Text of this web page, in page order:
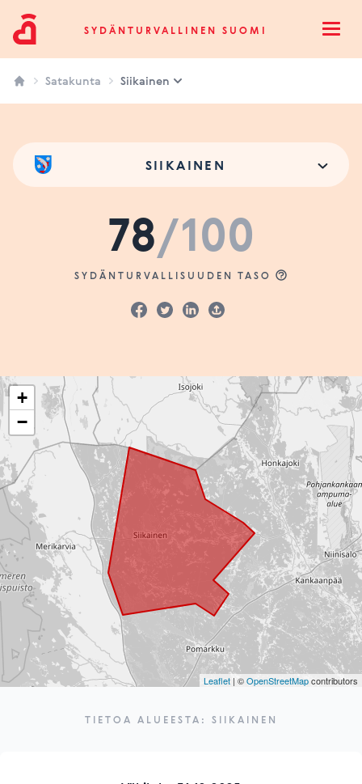
Sydänturvallinen SuomiSYDÄNTURVALLINEN SUOMI
Satakunta Siikainen
SIIKAINEN
78/100
SYDÄNTURVALLISUUDEN TASO
+
−
Leaflet | ©OpenStreetMapcontributors
TIETOA ALUEESTA: SIIKAINEN